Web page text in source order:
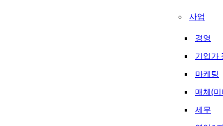
사업
경영
기업가
마케팅
매체(
세무